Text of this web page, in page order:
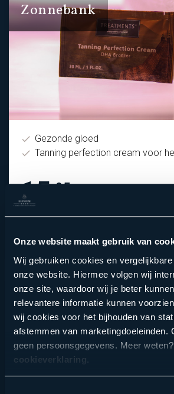
Onze website maakt gebruik van
Wij gebruiken cookies en
onze website. Hiermee volgen wij
onze site, waardoor wij je beter
relevantere informatie kunnen
wij cookies voor het bijhouden van
afstemmen van marketingdoeleinden.
geen persoonsgegevens. Meer
cookieverklaring.
Zonnebank
Gezonde gloed
Tanning perfection cream voor
15.95
Muscle relieve ritueel